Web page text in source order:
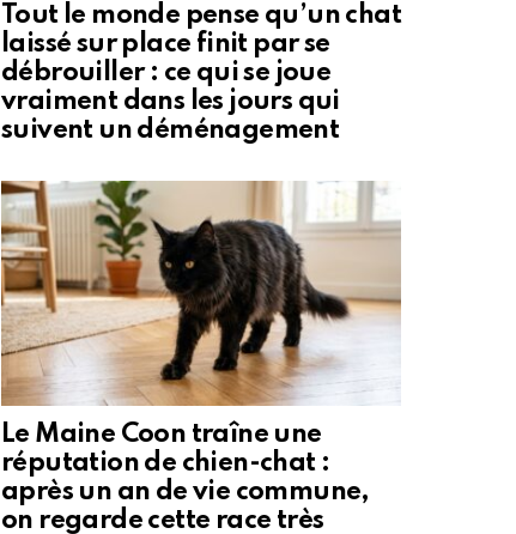
Tout le monde pense qu’un chat
laissé sur place finit par se
débrouiller : ce qui se joue
vraiment dans les jours qui
suivent un déménagement
Le Maine Coon traîne une
réputation de chien-chat :
après un an de vie commune,
on regarde cette race très